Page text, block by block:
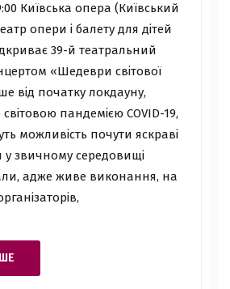
Київська опера (Київський
опери і балету для дітей
39-й театральний
«Шедеври світової
від початку локдауну,
пандемією COVID-19,
можливість почути яскраві
у звичному середовищі
адже живе виконання, на